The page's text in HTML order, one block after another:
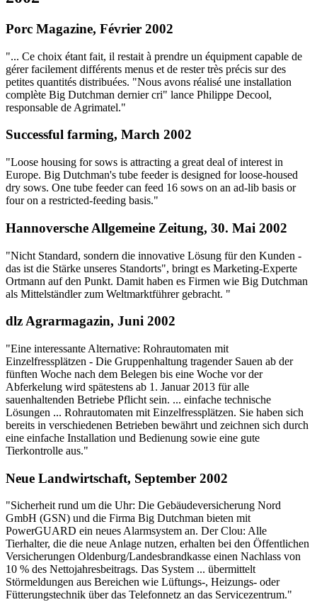
Porc Magazine, Février 2002
"... Ce choix étant fait, il restait à prendre un équipment capable de
gérer facilement différents menus et de rester très précis sur des
petites quantités distribuées. "Nous avons réalisé une installation
complète Big Dutchman dernier cri" lance Philippe Decool,
responsable de Agrimatel."
Successful farming, March 2002
"Loose housing for sows is attracting a great deal of interest in
Europe. Big Dutchman's tube feeder is designed for loose-housed
dry sows. One tube feeder can feed 16 sows on an ad-lib basis or
four on a restricted-feeding basis."
Hannoversche Allgemeine Zeitung, 30. Mai 2002
"Nicht Standard, sondern die innovative Lösung für den Kunden -
das ist die Stärke unseres Standorts", bringt es Marketing-Experte
Ortmann auf den Punkt. Damit haben es Firmen wie Big Dutchman
als Mittelständler zum Weltmarktführer gebracht. "
dlz Agrarmagazin, Juni 2002
"Eine interessante Alternative: Rohrautomaten mit
Einzelfressplätzen - Die Gruppenhaltung tragender Sauen ab der
fünften Woche nach dem Belegen bis eine Woche vor der
Abferkelung wird spätestens ab 1. Januar 2013 für alle
sauenhaltenden Betriebe Pflicht sein. ... einfache technische
Lösungen ... Rohrautomaten mit Einzelfressplätzen. Sie haben sich
bereits in verschiedenen Betrieben bewährt und zeichnen sich durch
eine einfache Installation und Bedienung sowie eine gute
Tierkontrolle aus."
Neue Landwirtschaft, September 2002
"Sicherheit rund um die Uhr: Die Gebäudeversicherung Nord
GmbH (GSN) und die Firma Big Dutchman bieten mit
PowerGUARD ein neues Alarmsystem an. Der Clou: Alle
Tierhalter, die die neue Anlage nutzen, erhalten bei den Öffentlichen
Versicherungen Oldenburg/Landesbrandkasse einen Nachlass von
10 % des Nettojahresbeitrags. Das System ... übermittelt
Störmeldungen aus Bereichen wie Lüftungs-, Heizungs- oder
Fütterungstechnik über das Telefonnetz an das Servicezentrum."